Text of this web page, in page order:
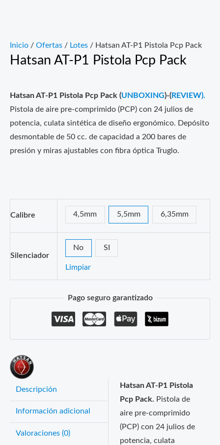
Inicio / Ofertas / Lotes / Hatsan AT-P1 Pistola Pcp Pack
Hatsan AT-P1 Pistola Pcp Pack
Hatsan AT-P1 Pistola Pcp Pack (UNBOXING)-( REVIEW).
Pistola de aire pre-comprimido (PCP) con 24 julios de
potencia, culata sintética de diseño ergonómico. Depósito
desmontable de 50 cc. de capacidad a 200 bares de
presión y miras ajustables con fibra óptica Truglo.
Calibre 4,5mm 5,5mm 6,35mm
Silenciador
No SI
Limpiar
Pago seguro garantizado
Descripción
Información adicional
Valoraciones (0)
Hatsan AT-P1 Pistola
Pcp Pack. Pistola de
aire pre-comprimido
(PCP) con 24 julios de
potencia, culata